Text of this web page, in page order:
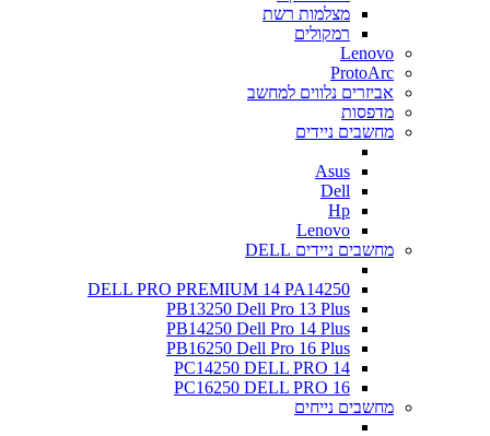
מצלמות רשת
רמקולים
Lenovo
ProtoArc
אביזרים נלווים למחשב
מדפסות
מחשבים ניידים
Asus
Dell
Hp
Lenovo
מחשבים ניידים DELL
DELL PRO PREMIUM 14 PA14250
PB13250 Dell Pro 13 Plus
PB14250 Dell Pro 14 Plus
PB16250 Dell Pro 16 Plus
PC14250 DELL PRO 14
PC16250 DELL PRO 16
מחשבים נייחים